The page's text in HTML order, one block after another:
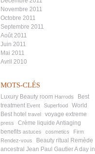
Novembre 2011
Octobre 2011
Septembre 2011
Août 2011
Juin 2011
Mai 2011
Avril 2010
MOTS-CLÉS
Luxury Beauty room Harrods
Best
treatment Event Superfood
World
Best hotel travel voyage extreme
press Crème liquide Antiaging
benefits astuces cosmetics
Firm
Rendez-vous
Beauty ritual Remède
ancestral Jean Paul GautierA day in